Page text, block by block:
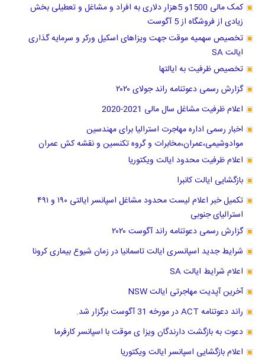
کمک مالی 1500و 5هزار دلاری به افراد و مشاغل و تعطیلی بخش
زیادی از فروشگاه از 5 آگوست
تخصیص سهمیه موقت جهت ویزاهای اسکیل ورکر و سرمایه گذاری
ایالت SA
تخصیص ظرفیت به ایالتها
گزارش رسمی دعوتنامه راند جولای ۲۰۲۰
اعلام ظرفیت مشاغل سال مالی 2021-2020
اخبار رسمی اداره مهاجرت استرالیا برای مهندسین
موادوشیمی،عمران،مخابرات و گروه تکنسین و نقشه کش عمران
اعلام ظرفیت محدود ایالت ویکتوریا
بازگشایی ایالت کانبرا
تکمیل خبر اعلام لیست محدود مشاغل اسپانسر ایالتی ۱۹۰ و ۴۹۱
استرالیای جنوبی
گزارش رسمی دعوتنامه راند آگوست ۲۰۲۰
شرایط جدید اسپانسری ایالت تاسمانیا در زمان شیوع بیماری کرونا
اعلام شرایط ایالت SA
آخرین آپدیت مهاجرتی ایالت NSW
راند دعوتنامه ACT در مورخه 31 آگوست برگزار شد.
دعوت به بازگشت دارندگان ویزا ی موقت با اسپانسر کارفرما
اعلام بازگشایی اسپانسر ایالت ویکتوریا